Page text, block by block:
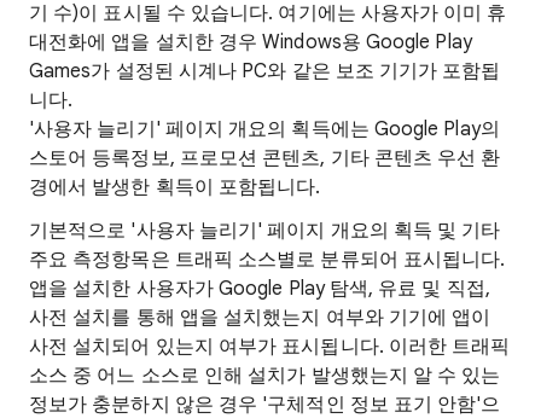
기 수)이 표시될 수 있습니다. 여기에는 사용자가 이미 휴
대전화에 앱을 설치한 경우 Windows용 Google Play
Games가 설정된 시계나 PC와 같은 보조 기기가 포함됩
니다.
'사용자 늘리기' 페이지 개요의 획득에는 Google Play의
스토어 등록정보, 프로모션 콘텐츠, 기타 콘텐츠 우선 환
경에서 발생한 획득이 포함됩니다.
기본적으로 '사용자 늘리기' 페이지 개요의 획득 및 기타
주요 측정항목은 트래픽 소스별로 분류되어 표시됩니다.
앱을 설치한 사용자가 Google Play 탐색, 유료 및 직접,
사전 설치를 통해 앱을 설치했는지 여부와 기기에 앱이
사전 설치되어 있는지 여부가 표시됩니다. 이러한 트래픽
소스 중 어느 소스로 인해 설치가 발생했는지 알 수 있는
정보가 충분하지 않은 경우 '구체적인 정보 표기 안함'으